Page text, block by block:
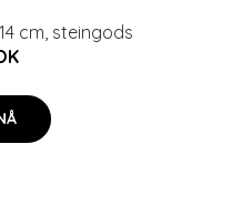
cm, steingods